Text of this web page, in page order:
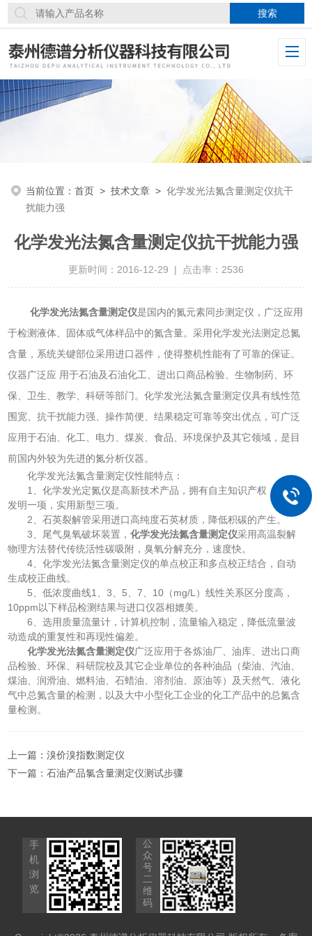
当前位置：首页 >技术文章 >化学发光法氮含量测定仪抗干
扰能力强
化学发光法氮含量测定仪抗干扰能力强
更新时间：2016-12-29 | 点击率：2536
化学发光法氮含量测定仪是国内的氮元素同步测定仪，广泛应用
于检测液体、固体或气体样品中的氮含量。采用化学发光法测定总氮
含量，系统关键部位采用进口器件，使得整机性能有了可靠的保证。
仪器广泛应 用于石油及石油化工、进出口商品检验、生物制药、环
保、卫生、教学、科研等部门。化学发光法氮含量测定仪具有线性范
围宽、抗干扰能力强、操作简便、结果稳定可靠等突出优点，可广泛
应用于石油、化工、电力、煤炭、食品、环境保护及其它领域，是目
前国内外较为先进的氮分析仪器。
化学发光法氮含量测定仪性能特点：
1、化学发光定氮仪是高新技术产品，拥有自主知识产权，获得
发明一项，实用新型三项。
2、石英裂解管采用进口高纯度石英材质，降低积碳的产生。
3、尾气臭氧破坏装置，化学发光法氮含量测定仪采用高温裂解
物理方法替代传统活性碳吸附，臭氧分解充分，速度快。
4、化学发光法氮含量测定仪的单点校正和多点校正结合，自动
生成校正曲线。
5、低浓度曲线1、3、5、7、10（mg/L）线性关系区分度高，
10ppm以下样品检测结果与进口仪器相媲美。
6、选用质量流量计，计算机控制，流量输入稳定，降低流量波
动造成的重复性和再现性偏差。
化学发光法氮含量测定仪广泛应用于各炼油厂、油库、进出口商
品检验、环保、科研院校及其它企业单位的各种油品（柴油、汽油、
煤油、润滑油、燃料油、石蜡油、溶剂油、原油等）及天然气、液化
气中总氮含量的检测，以及大中小型化工企业的化工产品中的总氮含
量检测。
上一篇：溴价溴指数测定仪
下一篇：石油产品氯含量测定仪测试步骤
手
机
浏
览
公
众
号
二
维
码